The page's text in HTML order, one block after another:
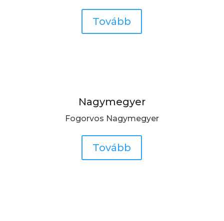
Tovább
Nagymegyer
Fogorvos Nagymegyer
Tovább